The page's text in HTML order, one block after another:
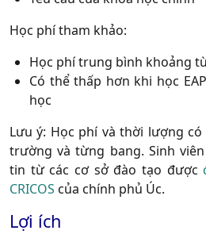
Học phí tham khảo:
Học phí trung bình khoảng
Có thể thấp hơn khi học
học
Lưu ý: Học phí và thời lượng
trường và từng bang. Sinh
tin từ các cơ sở đào tạo được
CRICOS của chính phủ Úc.
Lợi ích